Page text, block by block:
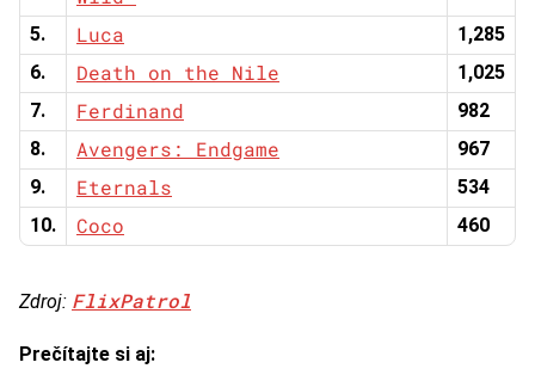
5. Luca
1,285
6.
Death on the Nile
1,025
7.
Ferdinand
982
8.
Avengers: Endgame
967
9.
Eternals
534
10.
Coco 460
Zdroj: FlixPatrol
Prečítajte si aj: